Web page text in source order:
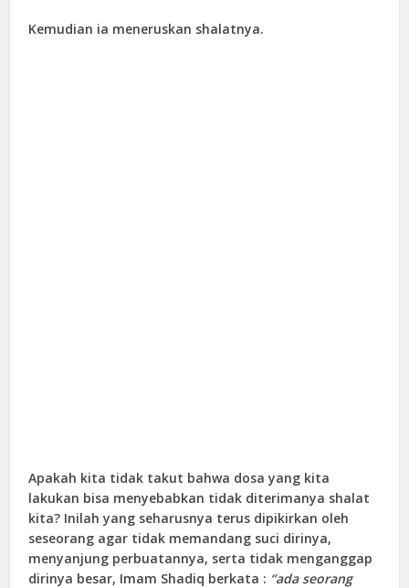
Kemudian ia meneruskan shalatnya.
Apakah kita tidak takut bahwa dosa yang kita
lakukan bisa menyebabkan tidak diterimanya shalat
kita? Inilah yang seharusnya terus dipikirkan oleh
seseorang agar tidak memandang suci dirinya,
menyanjung perbuatannya, serta tidak menganggap
dirinya besar, Imam Shadiq berkata : “ada seorang